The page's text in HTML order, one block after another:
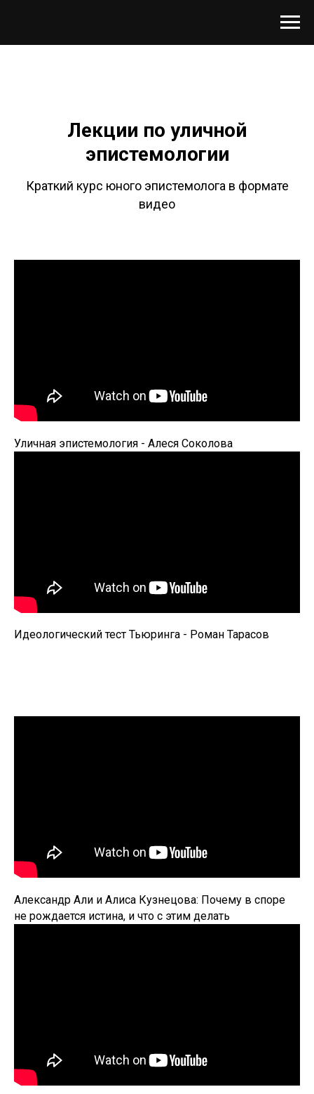
Лекции по уличной
эпистемологии
Краткий курс юного эпистемолога в формате
видео
Уличная эпистемология - Алеся Соколова
Идеологический тест Тьюринга - Роман Тарасов
Александр Али и Алиса Кузнецова: Почему в споре
не рождается истина, и что с этим делать